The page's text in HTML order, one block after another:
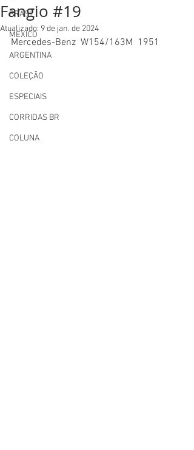
BRASIL
MEXICO
ARGENTINA
COLEÇÃO
ESPECIAIS
CORRIDAS BR
COLUNA
Fangio #19
Atualizado: 9 de jan. de 2024
Mercedes-Benz  W154/163M  1951